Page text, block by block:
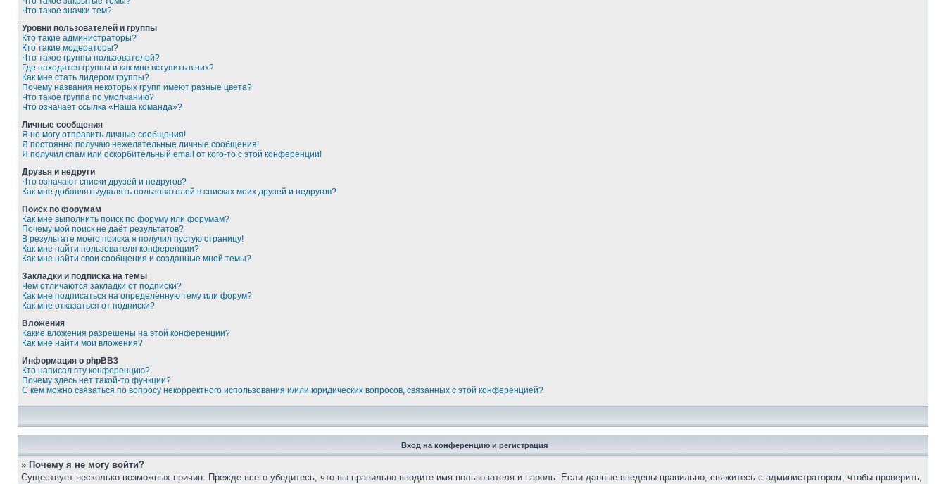
Что такое значки тем?
Уровни пользователей и группы
Кто такие администраторы?
Кто такие модераторы?
Что такое группы пользователей?
Где находятся группы и как мне вступить в них?
Как мне стать лидером группы?
Почему названия некоторых групп имеют разные цвета?
Что такое группа по умолчанию?
Что означает ссылка «Наша команда»?
Личные сообщения
Я не могу отправить личные сообщения!
Я постоянно получаю нежелательные личные сообщения!
Я получил спам или оскорбительный email от кого-то с этой конференции!
Друзья и недруги
Что означают списки друзей и недругов?
Как мне добавлять/удалять пользователей в списках моих друзей и недругов?
Поиск по форумам
Как мне выполнить поиск по форуму или форумам?
Почему мой поиск не даёт результатов?
В результате моего поиска я получил пустую страницу!
Как мне найти пользователя конференции?
Как мне найти свои сообщения и созданные мной темы?
Закладки и подписка на темы
Чем отличаются закладки от подписки?
Как мне подписаться на определённую тему или форум?
Как мне отказаться от подписки?
Вложения
Какие вложения разрешены на этой конференции?
Как мне найти мои вложения?
Информация о phpBB3
Кто написал эту конференцию?
Почему здесь нет такой-то функции?
С кем можно связаться по вопросу некорректного использования и/или юридических вопросов, связанных с этой конференцией?
Вход на конференцию и регистрация
» Почему я не могу войти?
Существует несколько возможных причин. Прежде всего убедитесь, что вы правильно вводите имя пользователя и пароль. Если данные введены правильно, свяжитесь с администратором, чтобы проверить,